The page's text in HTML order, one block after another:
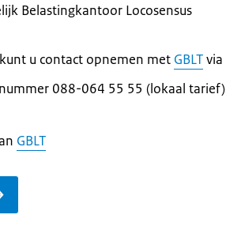
Belastingkantoor Locosensus
u contact opnemen met GBLTvia
088-064 55 55 (lokaal tarief)
GBLT